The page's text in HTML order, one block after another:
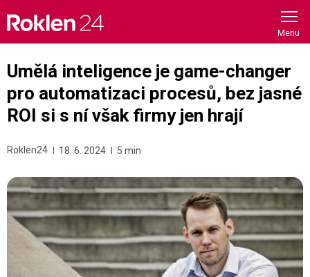
content
Umělá inteligence je game-changer
pro automatizaci procesů, bez jasné
ROI si s ní však firmy jen hrají
Roklen24 18. 6. 2024 5 min